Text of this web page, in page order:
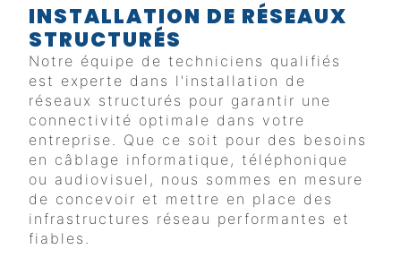
INSTALLATION DE RÉSEAUX
STRUCTURÉS
Notre équipe de techniciens qualifiés
est experte dans l'installation de
réseaux structurés pour garantir une
connectivité optimale dans votre
entreprise. Que ce soit pour des besoins
en câblage informatique, téléphonique
ou audiovisuel, nous sommes en mesure
de concevoir et mettre en place des
infrastructures réseau performantes et
fiables.